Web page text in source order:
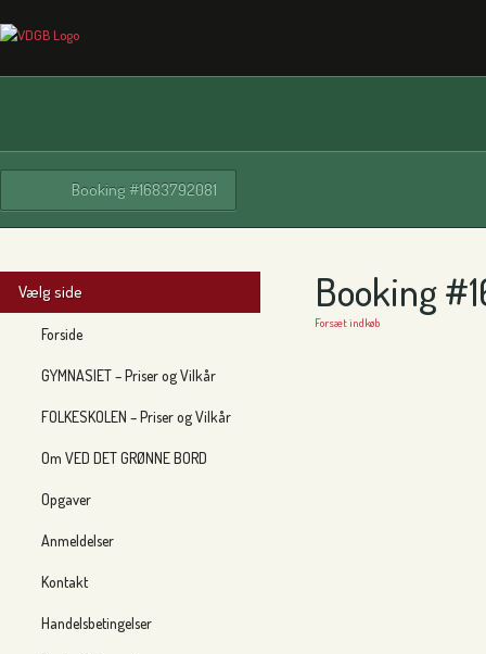
Booking #1683792081
Vælg side
Forside
GYMNASIET – Priser og Vilkår
FOLKESKOLEN – Priser og Vilkår
Om VED DET GRØNNE BORD
Opgaver
Anmeldelser
Kontakt
Handelsbetingelser
Booking
Forsæt indkøb